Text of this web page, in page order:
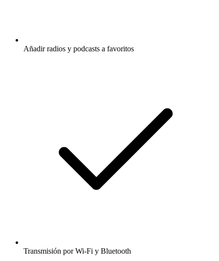
Añadir radios y podcasts a favoritos
Transmisión por Wi-Fi y Bluetooth